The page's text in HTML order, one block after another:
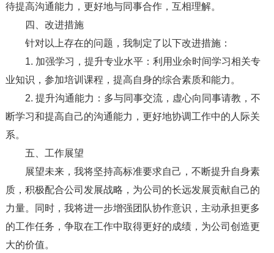
待提高沟通能力，更好地与同事合作，互相理解。
四、改进措施
针对以上存在的问题，我制定了以下改进措施：
1. 加强学习，提升专业水平：利用业余时间学习相关专
业知识，参加培训课程，提高自身的综合素质和能力。
2. 提升沟通能力：多与同事交流，虚心向同事请教，不
断学习和提高自己的沟通能力，更好地协调工作中的人际关
系。
五、工作展望
展望未来，我将坚持高标准要求自己，不断提升自身素
质，积极配合公司发展战略，为公司的长远发展贡献自己的
力量。同时，我将进一步增强团队协作意识，主动承担更多
的工作任务，争取在工作中取得更好的成绩，为公司创造更
大的价值。